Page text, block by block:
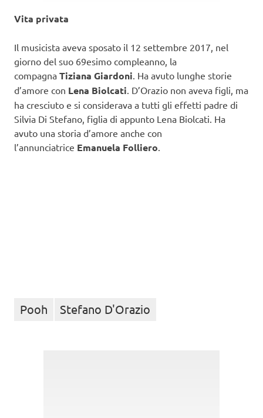
Vita privata
Il musicista aveva sposato il 12 settembre 2017, nel
giorno del suo 69esimo compleanno, la
compagna Tiziana Giardoni . Ha avuto lunghe storie
d’amore con Lena Biolcati . D’Orazio non aveva figli, ma
ha cresciuto e si considerava a tutti gli effetti padre di
Silvia Di Stefano, figlia di appunto Lena Biolcati. Ha
avuto una storia d’amore anche con
l’annunciatrice Emanuela Folliero
Pooh Stefano D'Orazio